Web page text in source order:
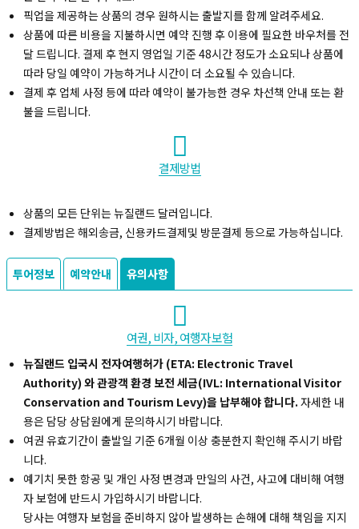
픽업을 제공하는 상품의 경우 원하시는 출발지를 함께 알려주세요.
상품에 따른 비용을 지불하시면 예약 진행 후 이용에 필요한 바우처를 전
달 드립니다. 결제 후 현지 영업일 기준 48시간 정도가 소요되나 상품에
따라 당일 예약이 가능하거나 시간이 더 소요될 수 있습니다.
결제 후 업체 사정 등에 따라 예약이 불가능한 경우 차선책 안내 또는 환
불을 드립니다.
결제방법
상품의 모든 단위는 뉴질랜드 달러입니다.
결제방법은 해외송금, 신용카드결제및 방문결제 등으로 가능하십니다.
투어정보 예약안내 유의사항
여권, 비자, 여행자보험
뉴질랜드 입국시 전자여행허가 (ETA: Electronic Travel
Authority) 와 관광객 환경 보전 세금(IVL: International Visitor
Conservation and Tourism Levy)을 납부해야 합니다. 자세한 내
용은 담당 상담원에게 문의하시기 바랍니다.
여권 유효기간이 출발일 기준 6개월 이상 충분한지 확인해 주시기 바랍
니다.
예기치 못한 항공 및 개인 사정 변경과 만일의 사건, 사고에 대비해 여행
자 보험에 반드시 가입하시기 바랍니다.
당사는 여행자 보험을 준비하지 않아 발생하는 손해에 대해 책임을 지지
복사하기